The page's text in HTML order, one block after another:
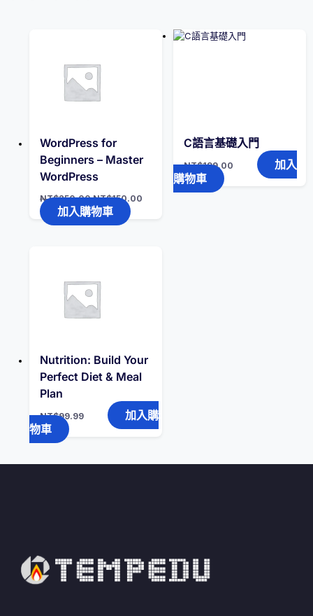
WordPress for
Beginners – Master
WordPress
NT$250.00原
始
價
格：
NT$150.00
加入購物車
C語言基礎入門
NT$199.00
加入
購物車
Nutrition: Build Your
Perfect Diet & Meal
Plan
NT$99.99
加入購
物車